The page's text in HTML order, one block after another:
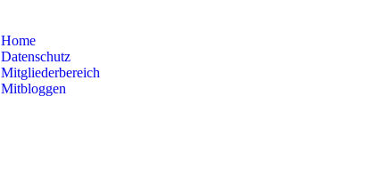
Home
Datenschutz
Mitgliederbereich
Mitbloggen